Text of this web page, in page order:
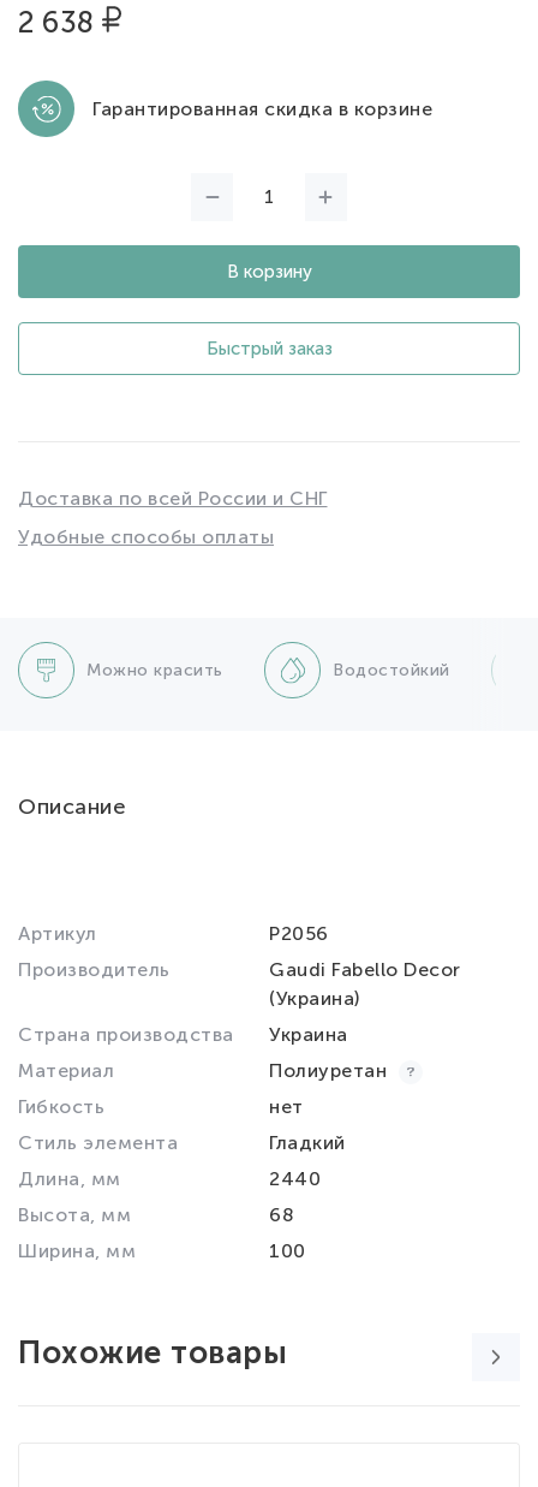
2 638
Гарантированная скидка в корзине
В корзину
Быстрый заказ
Доставка по всей России и СНГ
Удобные способы оплаты
Можно красить Водостойкий
Описание
Артикул
P2056
Производитель
Gaudi Fabello Decor
(Украина)
Страна производства
Украина
Материал
Полиуретан
Гибкость
нет
Стиль элемента
Гладкий
Длина, мм
2440
Высота, мм
68
Ширина, мм
100
Похожие товары